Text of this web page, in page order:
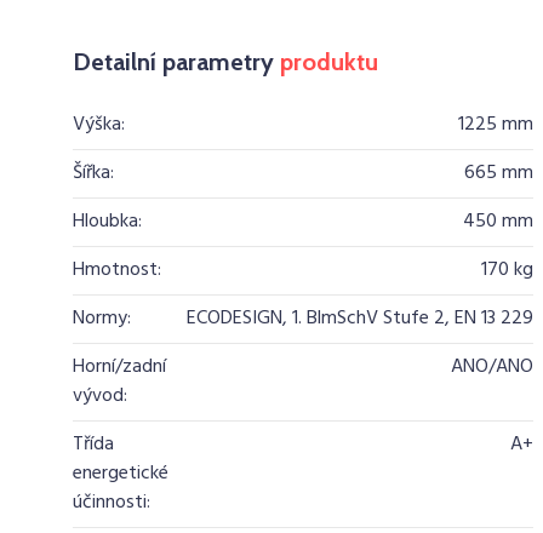
Detailní parametry produktu
Výška:
1225 mm
Šířka:
665 mm
Hloubka:
450 mm
Hmotnost:
170 kg
Normy:
ECODESIGN, 1. BlmSchV Stufe 2, EN 13 229
Horní/zadní
vývod:
ANO/ANO
Třída
energetické
účinnosti:
A+